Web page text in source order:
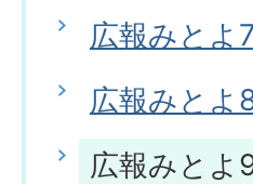
広報みとよ
広報みとよ
広報みとよ